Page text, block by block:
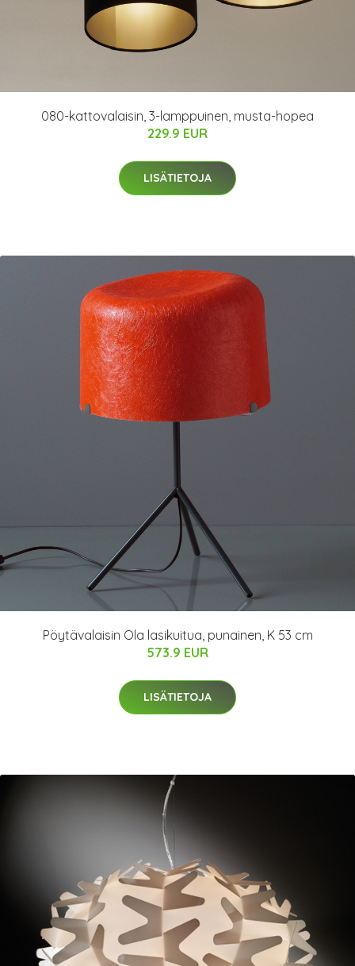
080-kattovalaisin, 3-lamppuinen, musta-hopea
229.9 EUR
LISÄTIETOJA
Pöytävalaisin Ola lasikuitua, punainen, K 53 cm
573.9 EUR
LISÄTIETOJA